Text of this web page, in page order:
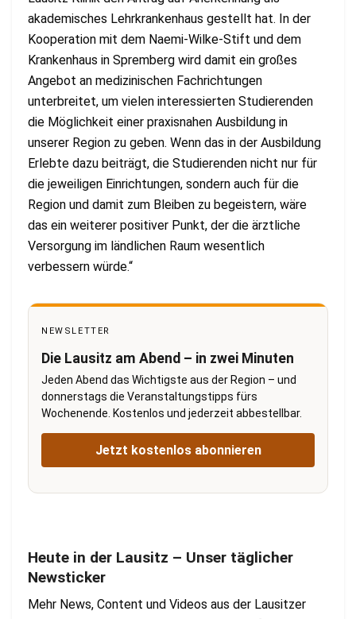
akademisches Lehrkrankenhaus gestellt hat. In der
Kooperation mit dem Naemi-Wilke-Stift und dem
Krankenhaus in Spremberg wird damit ein großes
Angebot an medizinischen Fachrichtungen
unterbreitet, um vielen interessierten Studierenden
die Möglichkeit einer praxisnahen Ausbildung in
unserer Region zu geben. Wenn das in der Ausbildung
Erlebte dazu beiträgt, die Studierenden nicht nur für
die jeweiligen Einrichtungen, sondern auch für die
Region und damit zum Bleiben zu begeistern, wäre
das ein weiterer positiver Punkt, der die ärztliche
Versorgung im ländlichen Raum wesentlich
verbessern würde.“
NEWSLETTER
Die Lausitz am Abend – in zwei Minuten
Jeden Abend das Wichtigste aus der Region – und
donnerstags die Veranstaltungstipps fürs
Wochenende. Kostenlos und jederzeit abbestellbar.
Jetzt kostenlos abonnieren
Heute in der Lausitz – Unser täglicher
Newsticker
Mehr News, Content und Videos aus der Lausitzer